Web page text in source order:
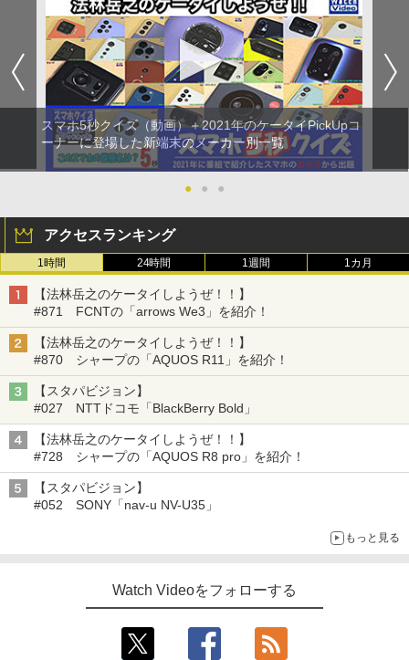
スマホ5秒クイズ（動画）＋2021年のケータイPickUpコ
ーナーに登場した新端末のメーカー別一覧
● ● ●
アクセスランキング
1時間 24時間 1週間 1カ月
【法林岳之のケータイしようぜ！！】
#871 FCNTの「arrows We3」を紹介！
【法林岳之のケータイしようぜ！！】
#870 シャープの「AQUOS R11」を紹介！
【スタパビジョン】
#027 NTTドコモ「BlackBerry Bold」
【法林岳之のケータイしようぜ！！】
#728 シャープの「AQUOS R8 pro」を紹介！
【スタパビジョン】
#052 SONY「nav-u NV-U35」
もっと見る
Watch Videoをフォローする